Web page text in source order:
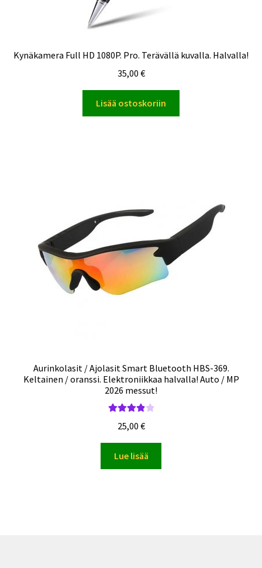
Kynäkamera Full HD 1080P. Pro. Terävällä kuvalla. Halvalla!
35,00 €
Lisää ostoskoriin
Aurinkolasit / Ajolasit Smart Bluetooth HBS-369.
Keltainen / oranssi. Elektroniikkaa halvalla! Auto / MP
2026 messut!
tuotteesta:
4.00/ 5
25,00 €
Lue lisää